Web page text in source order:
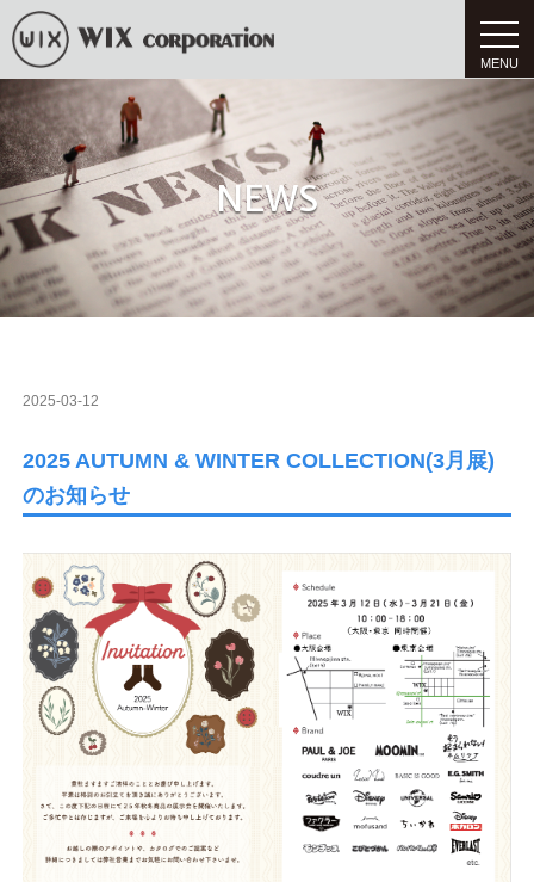
t
o
g
g
l
e
n
a
v
i
g
a
t
i
o
NEWS
2025-03-12
2025 AUTUMN & WINTER COLLECTION(3月展)
のお知らせ